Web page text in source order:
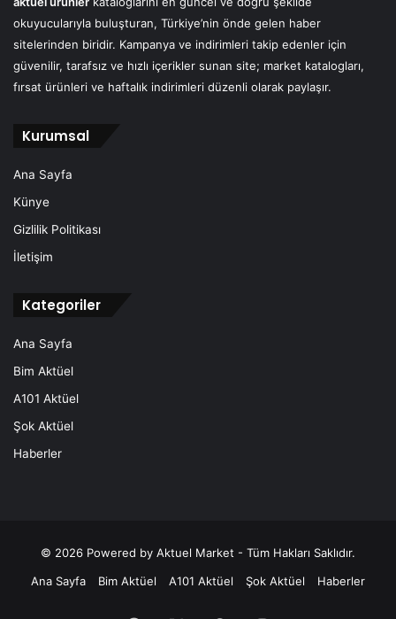
okuyucularıyla buluşturan, Türkiye’nin önde gelen haber
sitelerinden biridir. Kampanya ve indirimleri takip edenler için
güvenilir, tarafsız ve hızlı içerikler sunan site; market katalogları,
fırsat ürünleri ve haftalık indirimleri düzenli olarak paylaşır.
Kurumsal
Ana Sayfa
Künye
Gizlilik Politikası
İletişim
Kategoriler
Ana Sayfa
Bim Aktüel
A101 Aktüel
Şok Aktüel
Haberler
© 2026 Powered by Aktuel Market - Tüm Hakları Saklıdır.
Ana Sayfa
Bim Aktüel A101 Aktüel Şok Aktüel Haberler